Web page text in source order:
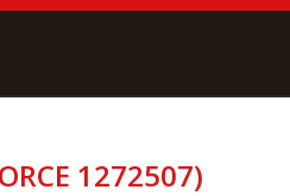
1272507)